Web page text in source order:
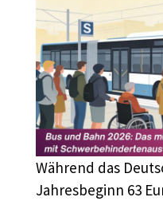
Während das
Jahresbeginn 63